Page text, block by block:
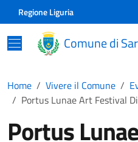
Skip to main content
Comune di Sarzana
Regione Liguria
Comune di
Home Vivere il Comune
Portus Lunae Art Festival
Portus